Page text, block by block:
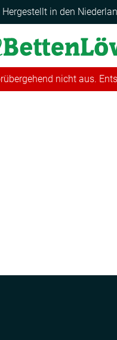
Hergestellt in den
nicht aus.